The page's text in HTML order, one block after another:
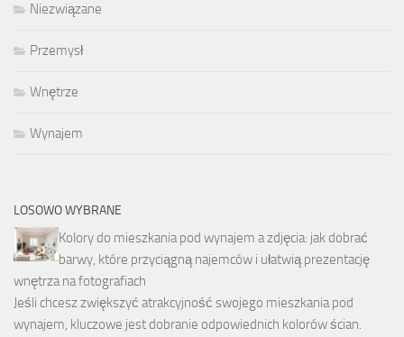
Niezwiązane
Przemysł
Wnętrze
Wynajem
LOSOWO WYBRANE
Kolory do mieszkania pod wynajem a zdjęcia: jak dobrać
barwy, które przyciągną najemców i ułatwią prezentację
wnętrza na fotografiach
Jeśli chcesz zwiększyć atrakcyjność swojego mieszkania pod
wynajem, kluczowe jest dobranie odpowiednich kolorów ścian.